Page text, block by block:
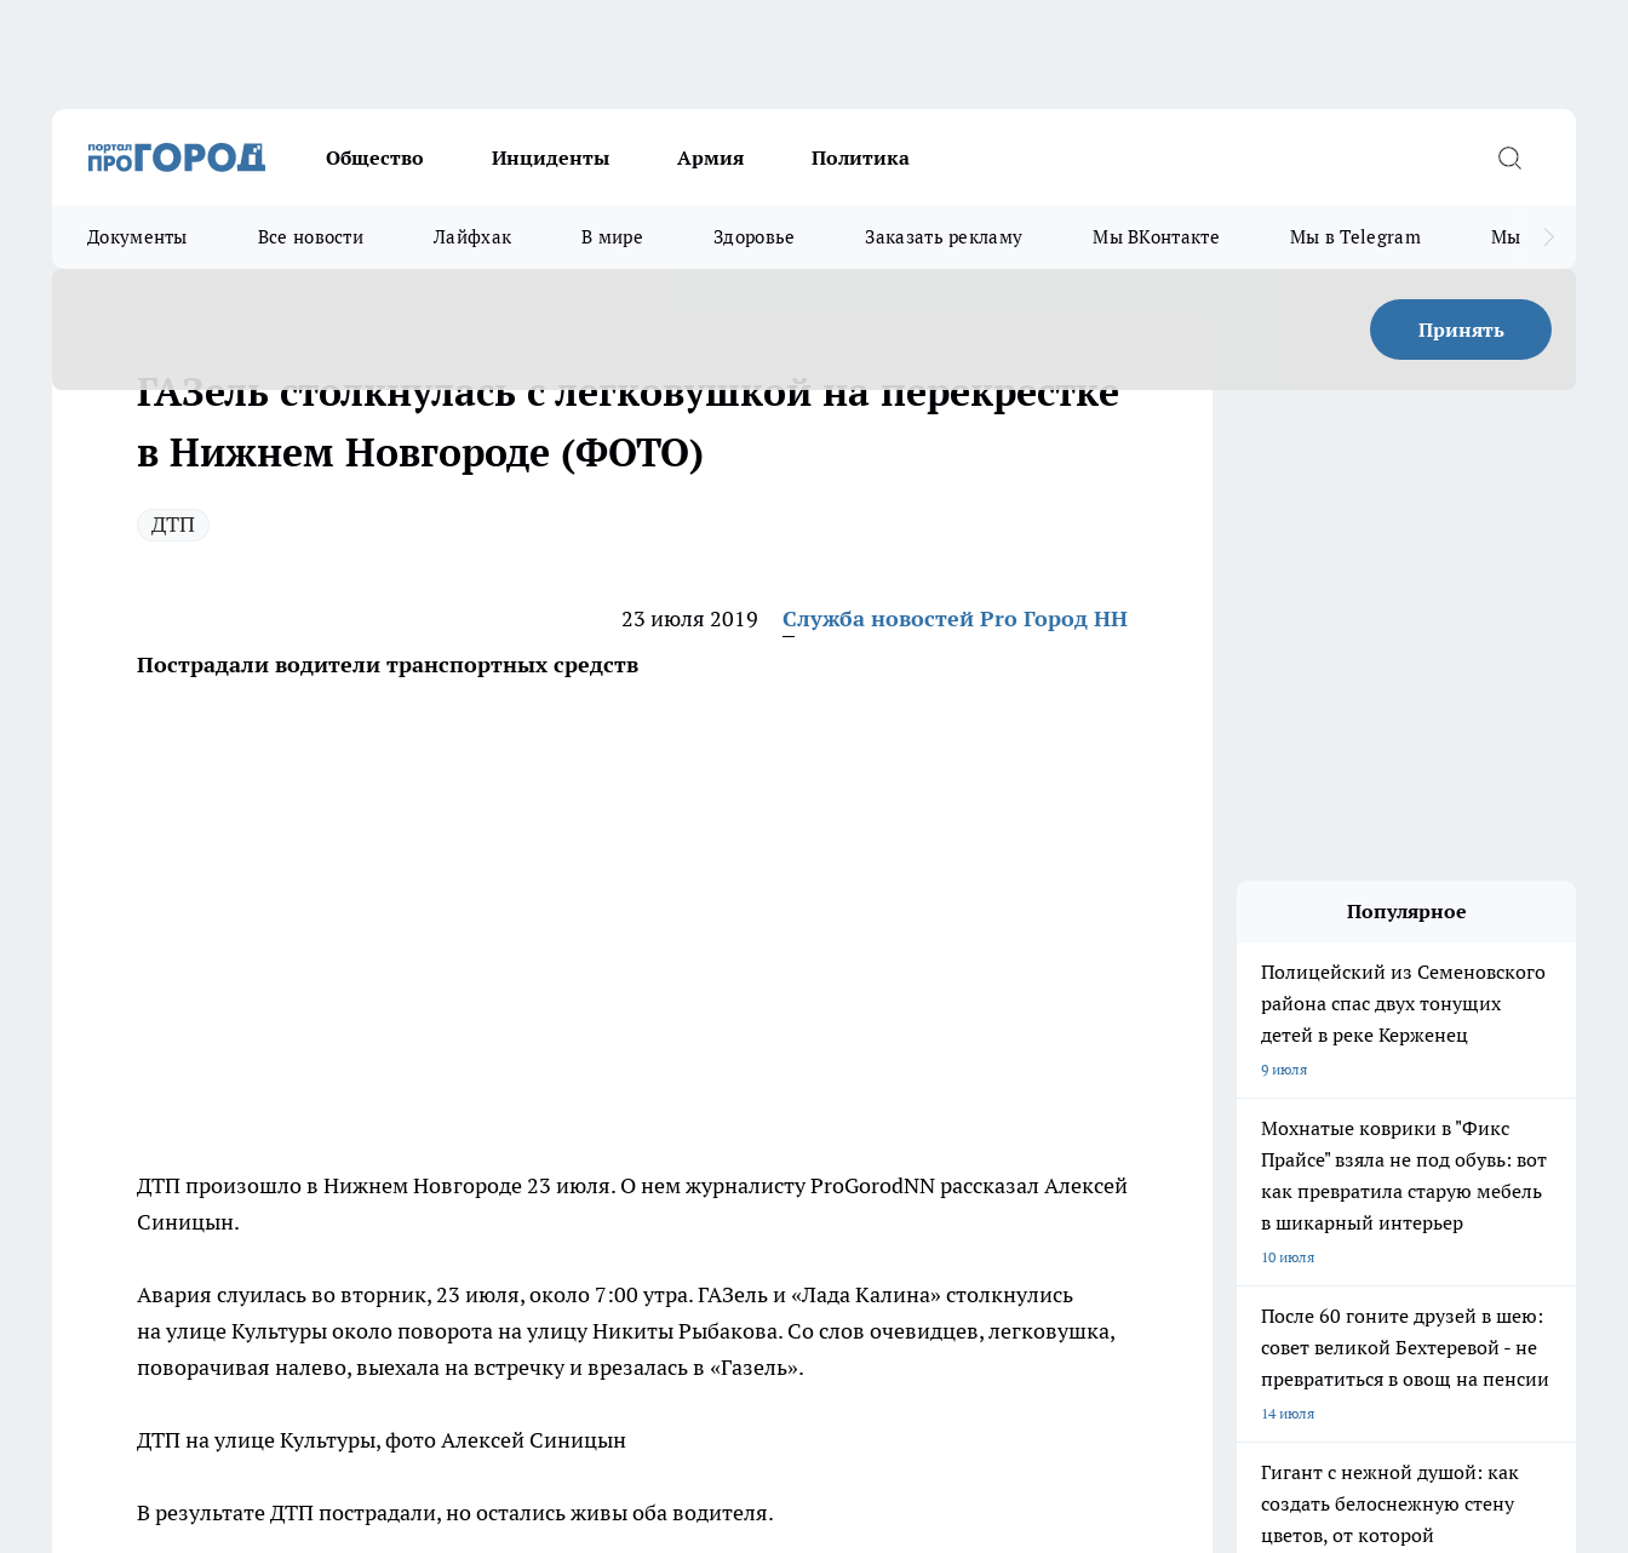
Общество Инциденты Армия Политика
Документы Все новости Лайфхак В мире Здоровье Заказать рекламу Мы ВКонтакте Мы в Telegram Мы в MAX
Принять
ГАЗель столкнулась с легковушкой на перекрестке
в Нижнем Новгороде (ФОТО)
ДТП
23 июля 2019
Служба новостей Pro Город НН
Пострадали водители транспортных средств
ДТП произошло в Нижнем Новгороде 23 июля. О нем журналисту ProGorodNN рассказал Алексей
Синицын.
Авария слуилась во вторник, 23 июля, около 7:00 утра. ГАЗель и «Лада Калина» столкнулись
на улице Культуры около поворота на улицу Никиты Рыбакова. Со слов очевидцев, легковушка,
поворачивая налево, выехала на встречку и врезалась в «Газель».
ДТП на улице Культуры, фото Алексей Синицын
В результате ДТП пострадали, но остались живы оба водителя.
Популярное
Полицейский из Семеновского
района спас двух тонущих
детей в реке Керженец
9 июля
Мохнатые коврики в "Фикс
Прайсе" взяла не под обувь: вот
как превратила старую мебель
в шикарный интерьер
10 июля
После 60 гоните друзей в шею:
совет великой Бехтеревой - не
превратиться в овощ на пенсии
14 июля
Гигант с нежной душой: как
создать белоснежную стену
цветов, от которой